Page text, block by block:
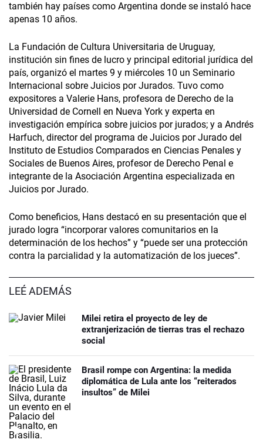
también hay países como Argentina donde se instaló hace
apenas 10 años.
La Fundación de Cultura Universitaria de Uruguay,
institución sin fines de lucro y principal editorial jurídica del
país, organizó el martes 9 y miércoles 10 un Seminario
Internacional sobre Juicios por Jurados. Tuvo como
expositores a Valerie Hans, profesora de Derecho de la
Universidad de Cornell en Nueva York y experta en
investigación empírica sobre juicios por jurados; y a Andrés
Harfuch, director del programa de Juicios por Jurado del
Instituto de Estudios Comparados en Ciencias Penales y
Sociales de Buenos Aires, profesor de Derecho Penal e
integrante de la Asociación Argentina especializada en
Juicios por Jurado.
Como beneficios, Hans destacó en su presentación que el
jurado logra “incorporar valores comunitarios en la
determinación de los hechos” y “puede ser una protección
contra la parcialidad y la automatización de los jueces”.
LEÉ ADEMÁS
Milei retira el proyecto de ley de
extranjerización de tierras tras el rechazo
social
Brasil rompe con Argentina: la medida
diplomática de Lula ante los “reiterados
insultos” de Milei